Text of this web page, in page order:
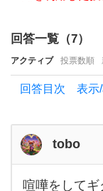
い
う時
の対
を教
え
て
く
回答一覧（7）
アクティブ 投票数順
回答目次 表示/
tobo
喧嘩をして